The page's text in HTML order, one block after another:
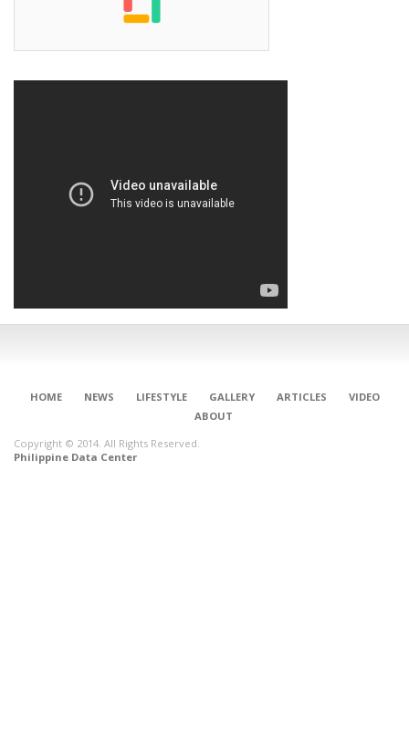
HOME NEWS LIFESTYLE GALLERY ARTICLES
VIDEO
ABOUT
Copyright © 2014. All Rights Reserved.
Philippine Data Center